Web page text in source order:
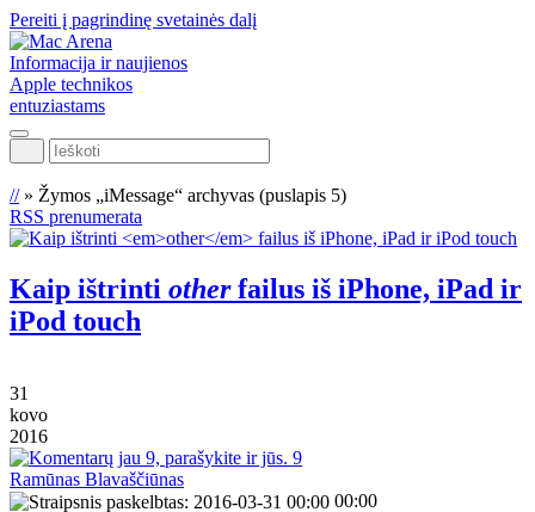
Pereiti į pagrindinę svetainės dalį
Informacija ir naujienos
Apple technikos
entuziastams
Ieškoti
//» Žymos „iMessage“ archyvas (puslapis 5)
RSS prenumerata
Kaip ištrinti otherfailus iš iPhone, iPad ir
iPod touch
31
kovo
2016
9
Ramūnas Blavaščiūnas
00:00